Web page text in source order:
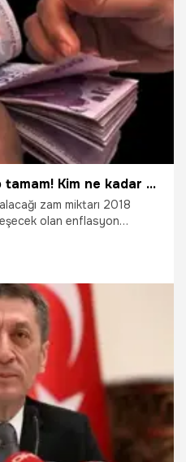
Emekli zammında hesap tamam! Kim ne kadar zam alacak?
zam miktarı 2018
olan enflasyon